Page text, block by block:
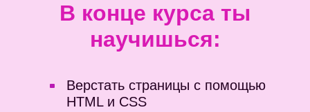
В конце курса ты
научишься:
Верстать страницы с помощью
HTML и CSS